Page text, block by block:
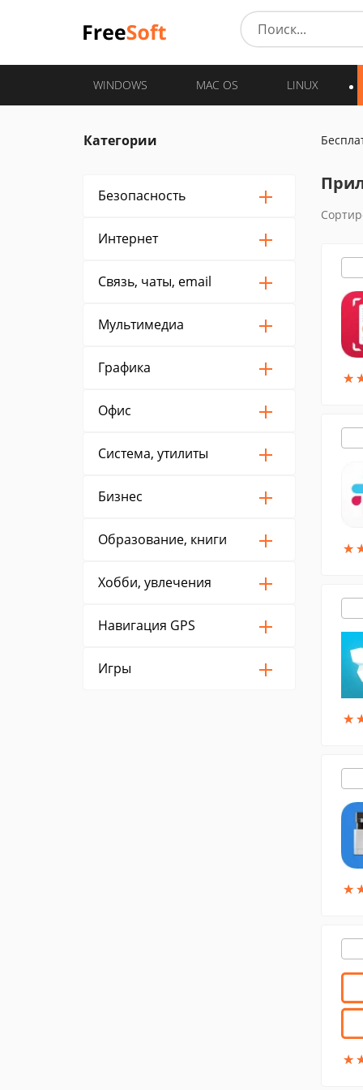
WINDOWS MAC OS LINUX
Категории
Безопасность
Интернет
Связь, чаты, email
Мультимедиа
Графика
Офис
Система, утилиты
Бизнес
Образование, книги
Хобби, увлечения
Навигация GPS
Игры
★
★
★
★
★
★
★
★
★
★